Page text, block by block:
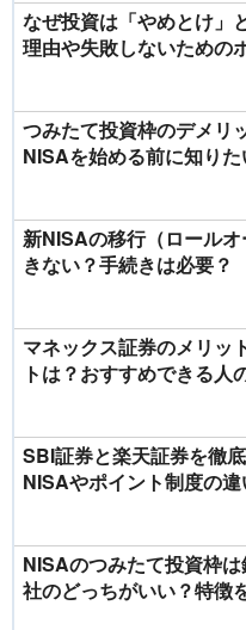
なぜ投資は「やめとけ」
理由や失敗しないための
つみたて投資枠のデメリ
NISAを始める前に知り
新NISAの移行（ロール
きない？手続きは必要？
マネックス証券のメリッ
トは？おすすめできる人
SBI証券と楽天証券を徹
NISAやポイント制度の
NISAのつみたて投資枠
社のどっちがいい？特徴